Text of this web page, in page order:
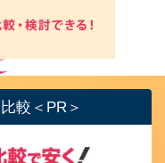
較＜PR＞